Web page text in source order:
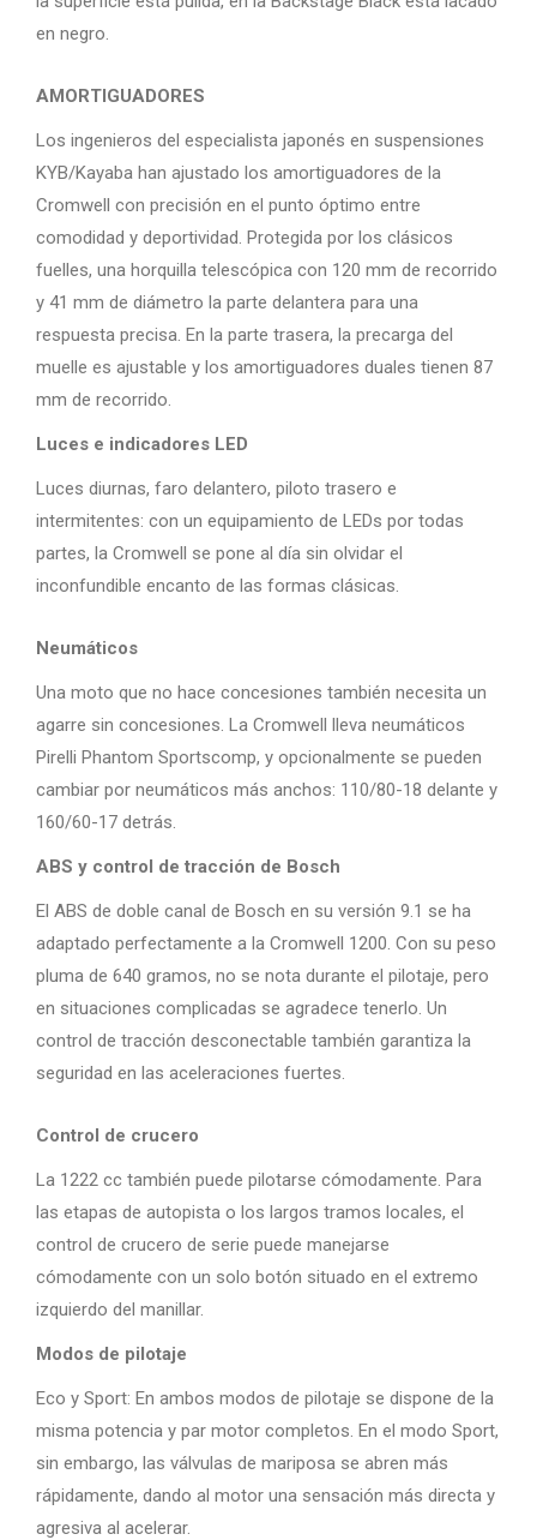
en negro.
AMORTIGUADORES
Los ingenieros del especialista japonés en suspensiones
KYB/Kayaba han ajustado los amortiguadores de la
Cromwell con precisión en el punto óptimo entre
comodidad y deportividad. Protegida por los clásicos
fuelles, una horquilla telescópica con 120 mm de recorrido
y 41 mm de diámetro la parte delantera para una
respuesta precisa. En la parte trasera, la precarga del
muelle es ajustable y los amortiguadores duales tienen 87
mm de recorrido.
Luces e indicadores LED
Luces diurnas, faro delantero, piloto trasero e
intermitentes: con un equipamiento de LEDs por todas
partes, la Cromwell se pone al día sin olvidar el
inconfundible encanto de las formas clásicas.
Neumáticos
Una moto que no hace concesiones también necesita un
agarre sin concesiones. La Cromwell lleva neumáticos
Pirelli Phantom Sportscomp, y opcionalmente se pueden
cambiar por neumáticos más anchos: 110/80-18 delante y
160/60-17 detrás.
ABS y control de tracción de Bosch
El ABS de doble canal de Bosch en su versión 9.1 se ha
adaptado perfectamente a la Cromwell 1200. Con su peso
pluma de 640 gramos, no se nota durante el pilotaje, pero
en situaciones complicadas se agradece tenerlo. Un
control de tracción desconectable también garantiza la
seguridad en las aceleraciones fuertes.
Control de crucero
La 1222 cc también puede pilotarse cómodamente. Para
las etapas de autopista o los largos tramos locales, el
control de crucero de serie puede manejarse
cómodamente con un solo botón situado en el extremo
izquierdo del manillar.
Modos de pilotaje
Eco y Sport: En ambos modos de pilotaje se dispone de la
misma potencia y par motor completos. En el modo Sport,
sin embargo, las válvulas de mariposa se abren más
rápidamente, dando al motor una sensación más directa y
agresiva al acelerar.